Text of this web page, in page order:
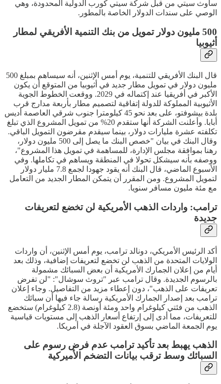
ساوث سيتي من قبل شركة سيتي كورب الدولية المحدودة، وهي
الوصي على سندات الدولار الخاصة بالمطور.
500 مليون دولار تمويل من بنك التنمية الأفريقي لمطار
أثيوبيا
قال البنك الأفريقي للتنمية، يوم أمس الإثنين، أنه سيساهم بمبلغ 500
مليون دولار في تمويل مطار جديد في أثيوبيا من المتوقع أن يكون
الأكبر في أفريقيا عند إكتماله في 2029. ووقعت الخطوط الجوية
الأثيوبية المملوكة للدولة إتفاقية لتصميم مطار بأربعة مدارج قرب
بلدة بيشوفتو، على بعد نحو 45 كيلومترا جنوب شرقي العاصمة أديس
أبابا. وأعلنت الشركة أنها ستقدم 20% من تمويل المشروع الذي تبلغ
تكلفته عشرة مليارات دولار، بينما سيقدم مقرضون التمويل الباقي.
وقال البنك في بيان "خصص البنك ما يصل إلى 500 مليون دولار،
رهنا بموافقة مجلس الإدارة، للمساهمة في تمويل هذا المشروع"،
ووصفه بأنه سيشكل تحولا في المنطقة ويساهم في تكاملها. وفي
الأسبوع الماضي، قال البنك أنه يقود جهودا لجمع 7.8 مليار دولار
لتمويل المشروع. ومن المقرر أن يتمكن المطار الجديد من التعامل
مع مئة مليون مسافر سنويا.
ترامب: واردات الذهب الأمريكية لن تخضع لتعريفات
جديدة
أكد الرئيس الأمريكي، دونالد ترامب، يوم أمس الإثنين، أن واردات
الولايات المتحدة من الذهب لن تخضع لتعريفات إضافية، وذلك بعد
أيام من إعلان الجمارك الأمريكية أن بعض السبائك مشمولة
بالرسوم الجديدة. وقال ترامب عبر "تروث سوشال": "لن تفرض
تعريفات على الذهب"، دون إعطاء مزيد من التفاصيل. وجاء إعلان
ترامب بعد إصدار الجمارك الأمريكية رسالة جاء فيها أن سبائك
الذهب من فئتي كيلوغرام واحد ومئة أونصة (2.8 كيلوغرام) ستخضع
للتعريفات، مما أدى إلى إرتفاع أسعار الذهب إلى مستويات قياسية
يوم الجمعة الماضي بسوق العقود الآجلة في أمريكا.
الذهب يهبط بعد تأكيد ترامب عدم فرض رسوم على
السبائك وسط ترقب بيانات التضخم الأميركية